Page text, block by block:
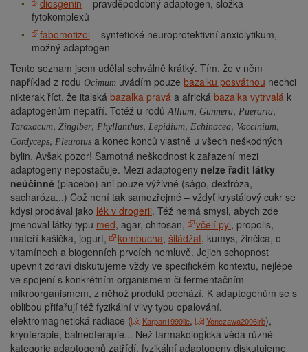
diosgenin – pravděpodobný adaptogen, složka
fytokomplexů
fabomotizol – syntetické neuroprotektivní anxiolytikum,
možný adaptogen
Tento seznam jsem udělal schválně krátký. Tím, že v něm
například z rodu Ocimum uvádím pouze bazalku posvátnou nechci
nikterak říct, že italská bazalka pravá a africká bazalka vytrvalá k
adaptogenům nepatří. Totéž u rodůAllium, Gunnera, Pueraria,
Taraxacum, Zingiber, Phyllanthus, Lepidium, Echinacea, Vaccinium,
Cordyceps, Pleurotus a konec konců vlastně u všech neškodných
bylin. Avšak pozor! Samotná neškodnost k zařazení mezi
adaptogeny nepostačuje. Mezi adaptogeny nelze řadit látky
neúčinné (placebo) ani pouze výživné (ságo, dextróza,
sacharóza...) Což není tak samozřejmé – vždyť krystálový cukr se
kdysi prodával jako lék v drogerii. Též nemá smysl, abych zde
jmenoval látky typu med, agar, chitosan, včelí pyl, propolis,
mateří kašička, jogurt,
kombucha, šiládžat, kumys, žinčica, o
vitamínech a biogenních prvcích nemluvě. Jejich schopnost
upevnit zdraví diskutujeme vždy ve specifickém kontextu, nejlépe
ve spojení s konkrétním organismem či fermentačním
mikroorganismem, z něhož produkt pochází. K adaptogenům se s
oblibou přifařují též fyzikální vlivy typu opalování,
elektromagnetická radiace (
Karpan1999lie, Yonezawa2006irb),
kryoterapie, balneoterapie... Než farmakologická věda různé
kategorie adaptogenů zatřídí, fyzikální adaptogeny diskutujeme